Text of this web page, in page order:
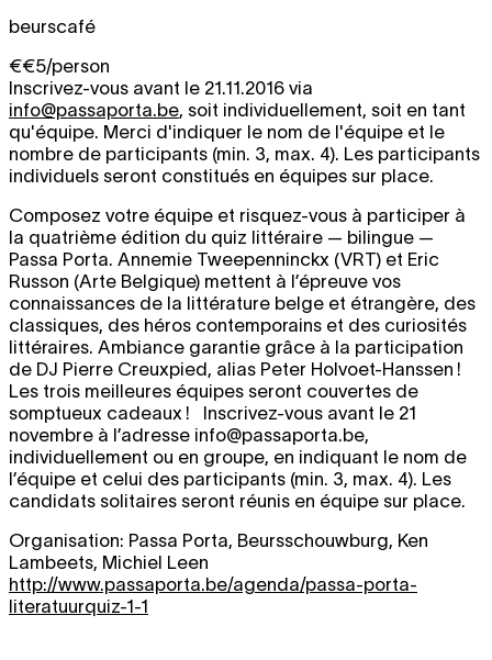
beurscafé
€€5/person
Inscrivez-vous avant le 21.11.2016 via
info@passaporta.be, soit individuellement, soit en tant
qu'équipe. Merci d'indiquer le nom de l'équipe et le
nombre de participants (min. 3, max. 4). Les participants
individuels seront constitués en équipes sur place.
Composez votre équipe et risquez-vous à participer à
la quatrième édition du quiz littéraire — bilingue —
Passa Porta. Annemie Tweepenninckx (VRT) et Eric
Russon (Arte Belgique) mettent à l’épreuve vos
connaissances de la littérature belge et étrangère, des
classiques, des héros contemporains et des curiosités
littéraires. Ambiance garantie grâce à la participation
de DJ Pierre Creuxpied, alias Peter Holvoet-Hanssen !
Les trois meilleures équipes seront couvertes de
somptueux cadeaux ! Inscrivez-vous avant le 21
novembre à l’adresse info@passaporta.be,
individuellement ou en groupe, en indiquant le nom de
l’équipe et celui des participants (min. 3, max. 4). Les
candidats solitaires seront réunis en équipe sur place.
Organisation: Passa Porta, Beursschouwburg, Ken
Lambeets, Michiel Leen
http://www.passaporta.be/agenda/passa-porta-
literatuurquiz-1-1